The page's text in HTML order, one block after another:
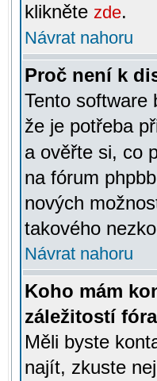
klikněte zde.
Návrat nahoru
Proč není k
Tento software
že je potřeba
a ověřte si, co
na fórum
nových
takového
Návrat nahoru
Koho mám
záležitostí
Měli byste
najít, zkuste